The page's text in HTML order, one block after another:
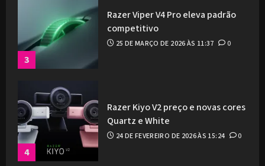
3
Razer Viper V4 Pro eleva padrão
competitivo
25 DE MARÇO DE 2026 ÀS 11:37 0
4
Razer Kiyo V2 preço e novas cores
Quartz e White
24 DE FEVEREIRO DE 2026 ÀS 15:24 0